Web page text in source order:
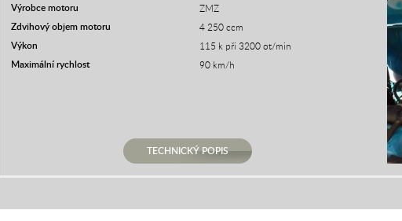
Výrobce motoru ZMZ
Zdvihový objem motoru 4 250 ccm
Výkon 115 k při 3200 ot/min
Maximální rychlost 90 km/h
TECHNICKÝ POPIS